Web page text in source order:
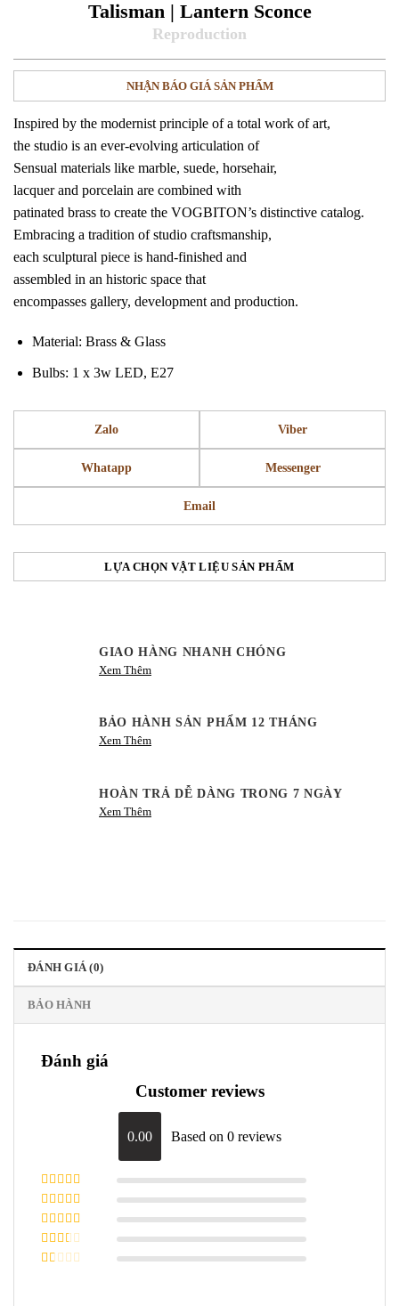
Talisman | Lantern Sconce
NHẬN BÁO GIÁ SẢN PHẨM
Inspired by the modernist principle of a total work of art,
the studio is an ever-evolving articulation of
Sensual materials like marble, suede, horsehair,
lacquer and porcelain are combined with
patinated brass to create the VOGBITON’s distinctive catalog.
Embracing a tradition of studio craftsmanship,
each sculptural piece is hand-finished and
assembled in an historic space that
encompasses gallery, development and production.
Material: Brass & Glass
Bulbs: 1 x 3w LED, E27
Zalo Viber
Whatapp Messenger
Email
LỰA CHỌN VẬT LIỆU SẢN PHẨM
GIAO HÀNG NHANH CHÓNG
Xem Thêm
BẢO HÀNH SẢN PHẨM 12 THÁNG
Xem Thêm
HOÀN TRẢ DỄ DÀNG TRONG 7 NGÀY
Xem Thêm
ĐÁNH GIÁ (0)
BẢO HÀNH
Đánh giá
Customer reviews
0.00 Based on 0 reviews
Được xếp
hạng55 sao
Được xếp
hạng45
sao
Được
xếp
hạng3
Được